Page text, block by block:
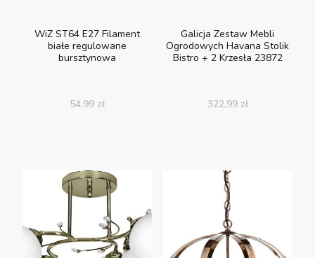
WiZ ST64 E27 Filament
białe regulowane
bursztynowa
54,99 zł
Galicja Zestaw Mebli
Ogrodowych Havana Stolik
Bistro + 2 Krzesła 23872
322,99 zł